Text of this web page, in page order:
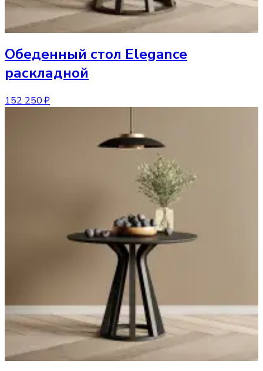
Обеденный стол Elegance
раскладной
152 250 ₽